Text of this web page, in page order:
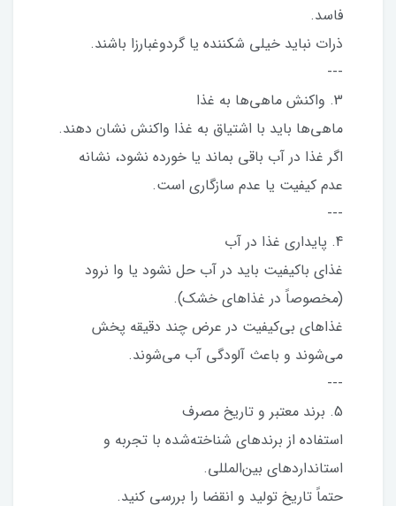
فاسد.
ذرات نباید خیلی شکننده یا گردوغبارزا باشند.
---
3. واکنش ماهی‌ها به غذا
ماهی‌ها باید با اشتیاق به غذا واکنش نشان دهند.
اگر غذا در آب باقی بماند یا خورده نشود، نشانه
عدم کیفیت یا عدم سازگاری است.
---
4. پایداری غذا در آب
غذای باکیفیت باید در آب حل نشود یا وا نرود
(مخصوصاً در غذاهای خشک).
غذاهای بی‌کیفیت در عرض چند دقیقه پخش
می‌شوند و باعث آلودگی آب می‌شوند.
---
5. برند معتبر و تاریخ مصرف
استفاده از برندهای شناخته‌شده با تجربه و
استانداردهای بین‌المللی.
حتماً تاریخ تولید و انقضا را بررسی کنید.